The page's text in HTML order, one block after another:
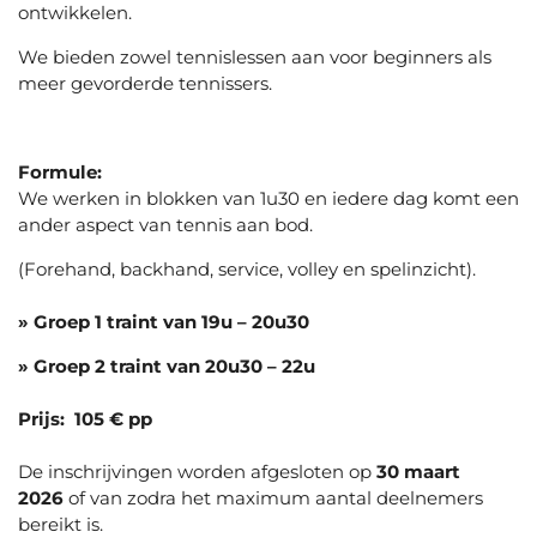
ontwikkelen.
We bieden zowel tennislessen aan voor beginners als
meer gevorderde tennissers.
Formule:
We werken in blokken van 1u30 en iedere dag komt een
ander aspect van tennis aan bod.
(Forehand, backhand, service, volley en spelinzicht).
» Groep 1 traint van 19u – 20u30
» Groep 2 traint van 20u30 – 22u
Prijs: 105 € pp
De inschrijvingen worden afgesloten op 30 maart
2026 of van zodra het maximum aantal deelnemers
bereikt is.